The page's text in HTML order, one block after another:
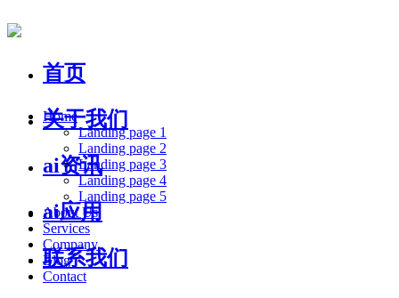
首页
关于我们
ai资讯
ai应用
联系我们
Home
Landing page 1
Landing page 2
Landing page 3
Landing page 4
Landing page 5
About Us
Services
Company
Blog
Contact